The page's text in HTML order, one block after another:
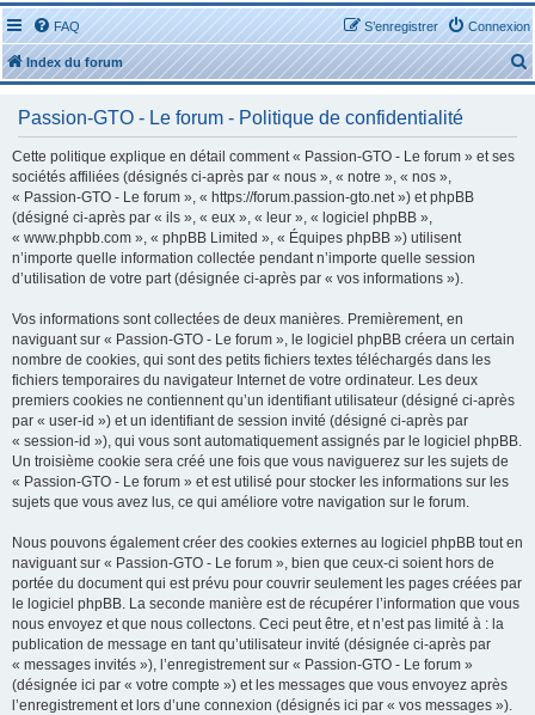
FAQ Connexion
S’enregistrer
Index du forum
e
Passion-GTO - Le forum - Politique de confidentialité
Cette politique explique en détail comment « Passion-GTO - Le forum » et ses
sociétés affiliées (désignés ci-après par « nous », « notre », « nos »,
« Passion-GTO - Le forum », « https://forum.passion-gto.net ») et phpBB
(désigné ci-après par « ils », « eux », « leur », « logiciel phpBB »,
« www.phpbb.com », « phpBB Limited », « Équipes phpBB ») utilisent
n’importe quelle information collectée pendant n’importe quelle session
d’utilisation de votre part (désignée ci-après par « vos informations »).
Vos informations sont collectées de deux manières. Premièrement, en
naviguant sur « Passion-GTO - Le forum », le logiciel phpBB créera un certain
nombre de cookies, qui sont des petits fichiers textes téléchargés dans les
fichiers temporaires du navigateur Internet de votre ordinateur. Les deux
premiers cookies ne contiennent qu’un identifiant utilisateur (désigné ci-après
par « user-id ») et un identifiant de session invité (désigné ci-après par
« session-id »), qui vous sont automatiquement assignés par le logiciel phpBB.
Un troisième cookie sera créé une fois que vous naviguerez sur les sujets de
« Passion-GTO - Le forum » et est utilisé pour stocker les informations sur les
sujets que vous avez lus, ce qui améliore votre navigation sur le forum.
Nous pouvons également créer des cookies externes au logiciel phpBB tout en
naviguant sur « Passion-GTO - Le forum », bien que ceux-ci soient hors de
portée du document qui est prévu pour couvrir seulement les pages créées par
le logiciel phpBB. La seconde manière est de récupérer l’information que vous
nous envoyez et que nous collectons. Ceci peut être, et n’est pas limité à : la
publication de message en tant qu’utilisateur invité (désignée ci-après par
« messages invités »), l’enregistrement sur « Passion-GTO - Le forum »
(désignée ici par « votre compte ») et les messages que vous envoyez après
l’enregistrement et lors d’une connexion (désignés ici par « vos messages »).